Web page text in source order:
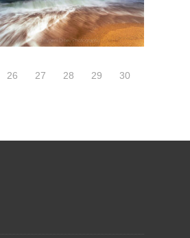
26 27 28 29
30